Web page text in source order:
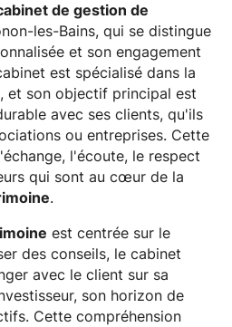
de gestion de
les-Bains, qui se distingue
et son engagement
est spécialisé dans la
, et son objectif principal est
avec ses clients, qu'ils
ou entreprises. Cette
l'écoute, le respect
qui sont au cœur de la
.
est centrée sur le
des conseils, le cabinet
avec le client sur sa
son horizon de
Cette compréhension